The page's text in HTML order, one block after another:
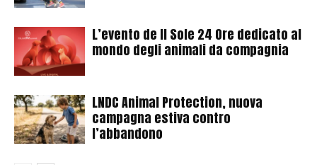
L’evento de Il Sole 24 Ore dedicato al
mondo degli animali da compagnia
LNDC Animal Protection, nuova
campagna estiva contro
l’abbandono